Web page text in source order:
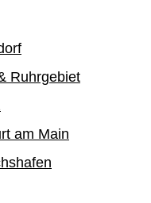
Ruhrgebiet
am Main